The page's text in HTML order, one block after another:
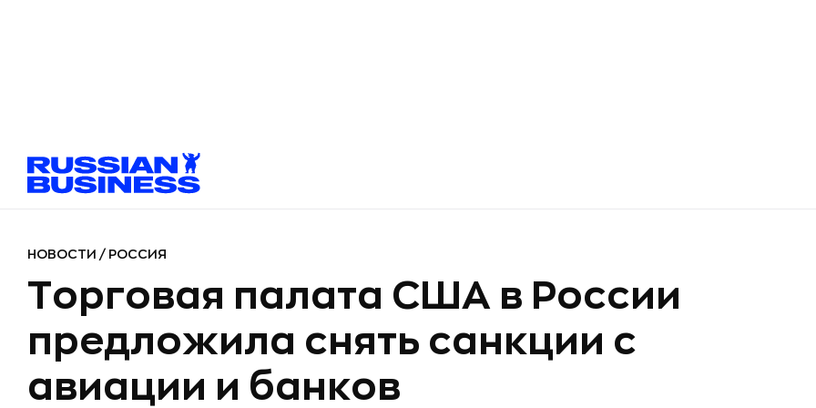
НОВОСТИ / РОССИЯ
Торговая палата США в России
предложила снять санкции с
авиации и банков